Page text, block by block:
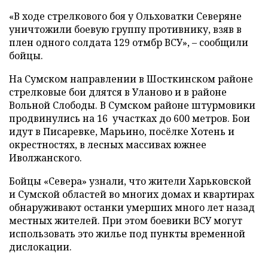
«В ходе стрелкового боя у Ольховатки Северяне
уничтожили боевую группу противнику, взяв в
плен одного солдата 129 отмбр ВСУ», – сообщили
бойцы.
На Сумском направлении в Шосткинском районе
стрелковые бои длятся в Уланово и в районе
Вольной Слободы. В Сумском районе штурмовики
продвинулись на 16 участках до 600 метров. Бои
идут в Писаревке, Марьино, посёлке Хотень и
окрестностях, в лесных массивах южнее
Иволжанского.
Бойцы «Севера» узнали, что жители Харьковской
и Сумской областей во многих домах и квартирах
обнаруживают останки умерших много лет назад
местных жителей. При этом боевики ВСУ могут
использовать это жилье под пункты временной
дислокации.